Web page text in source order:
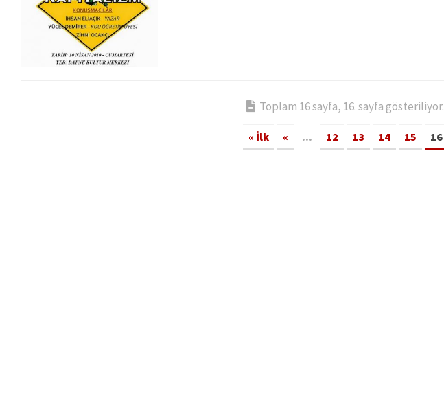
Toplam 16 sayfa, 16. sayfa gösteriliyor.
« İlk « ... 12 13 14 15 16